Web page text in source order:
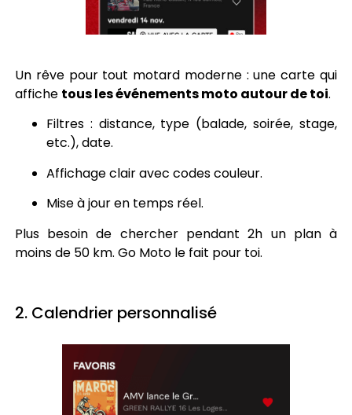
Un rêve pour tout motard moderne : une carte qui
affiche tous les événements moto autour de toi.
Filtres : distance, type (balade, soirée, stage,
etc.), date.
Affichage clair avec codes couleur.
Mise à jour en temps réel.
Plus besoin de chercher pendant 2h un plan à
moins de 50 km. Go Moto le fait pour toi.
2. Calendrier personnalisé